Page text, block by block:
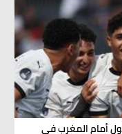
أمام المغرب في